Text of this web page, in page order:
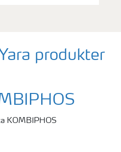
produkter